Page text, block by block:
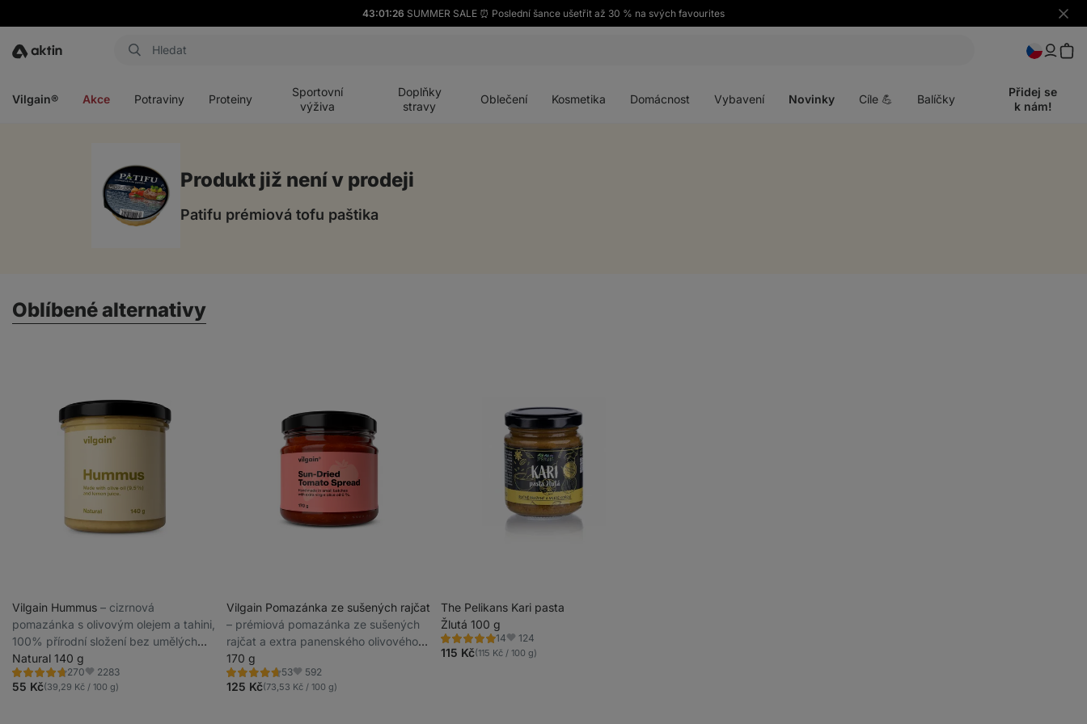
43:01:25 SUMMER SALE ⏰ Poslední šance ušetřit až 30 % na svých favourites
Skrýt
Aktin
Vilgain® Akce Potraviny Proteiny
Sportovní
výživa
Doplňky
stravy
Oblečení Kosmetika Domácnost Vybavení Novinky Cíle 💪 Balíčky
Přidej se
k nám!
Produkt již není v prodeji
Patifu prémiová tofu paštika
Oblíbené alternativy
Vilgain Hummus ⁠–⁠ cizrnová
pomazánka s olivovým olejem a tahini,
100% přírodní složení bez umělých
aditiv, krémová textura a jemná chuť
Natural 140 g
270
Hodnocení
4.6/5,
Oblíbené
2283
55 Kč(39,29 Kč / 100 g)
Vilgain Pomazánka ze sušených rajčat
⁠–⁠ prémiová pomazánka ze sušených
rajčat a extra panenského olivového
oleje, doplněná o exotické kapary,
jemně kořeněná pro maximální chuť,
bez konzervantů
170 g
53
Hodnocení
4.7/5,
Oblíbené
592
125 Kč(73,53 Kč / 100 g)
The Pelikans Kari pasta
Žlutá 100 g
14
Hodnocení
4.9/5,
Oblíbené
124
115 Kč(115 Kč / 100 g)